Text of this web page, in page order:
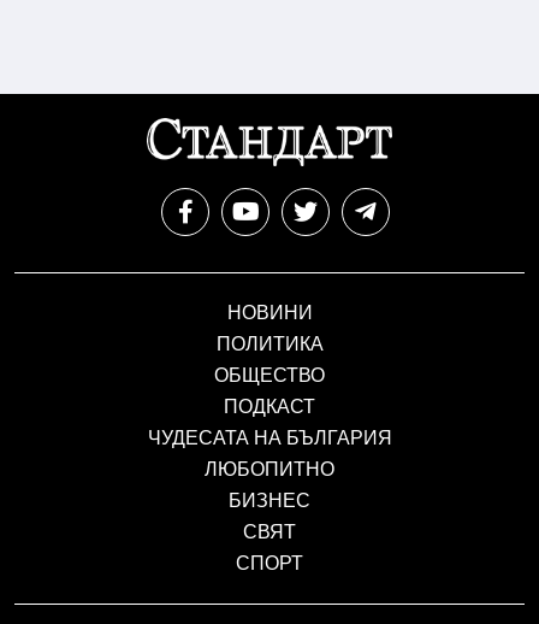
НОВИНИ
ПОЛИТИКА
ОБЩЕСТВО
ПОДКАСТ
ЧУДЕСАТА НА БЪЛГАРИЯ
ЛЮБОПИТНО
БИЗНЕС
СВЯТ
СПОРТ